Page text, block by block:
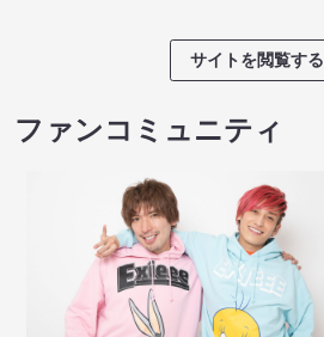
サイトを閲覧する
ファンコミュニティ